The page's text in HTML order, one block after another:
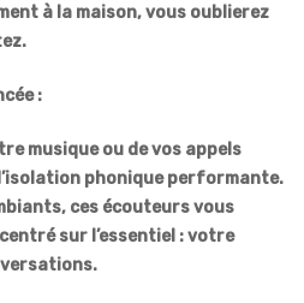
à la maison, vous oublierez
:
musique ou de vos appels
phonique performante.
ces écouteurs vous
sur l’essentiel : votre